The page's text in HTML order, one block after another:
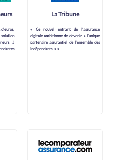
à
La Tribune
« Ce nouvel entrant de l’assurance
digitale ambitionne de devenir » l’unique
partenaire assurantiel de l’ensemble des
indépendants » »